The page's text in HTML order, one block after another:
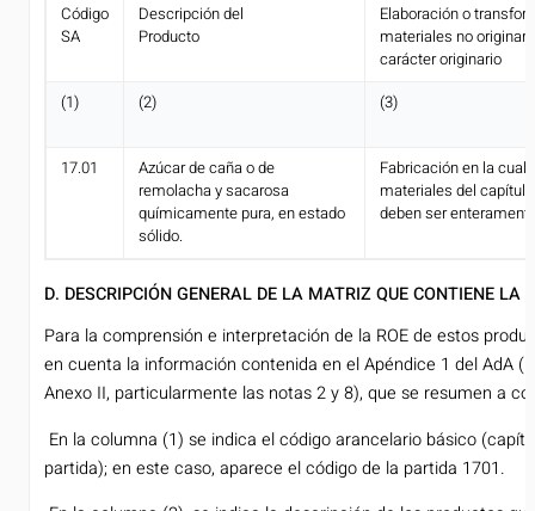
Código
SA
Descripción del
Producto
Elaboración o
materiales no
carácter originario
(1)
(2) (3)
17.01
Azúcar de caña o de
remolacha y sacarosa
químicamente pura, en estado
sólido.
Fabricación en la cual
materiales del
deben ser
D. DESCRIPCIÓN GENERAL DE LA MATRIZ QUE CONTIENE LA
Para la comprensión e interpretación de la ROE de estos
en cuenta la información contenida en el Apéndice 1 del AdA
Anexo II, particularmente las notas 2 y 8), que se resumen a
En la columna (1) se indica el código arancelario básico
partida); en este caso, aparece el código de la partida 1701.